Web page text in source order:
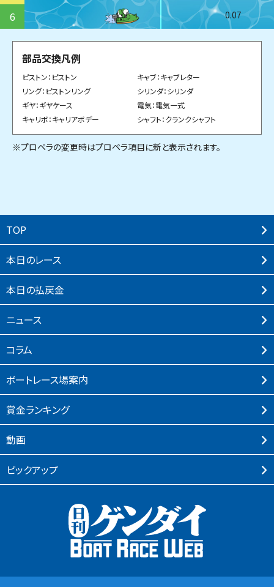
6 0.07
部品交換凡例
ピストン：ピストン
リング：ピストンリング
ギヤ：ギヤケース
キャリボ：キャリアボデー
キャブ：キャブレター
シリンダ：シリンダ
電気：電気一式
シャフト：クランクシャフト
※プロペラの変更時はプロペラ項目に新と表示されます。
TOP
本⽇のレース
本⽇の払戻⾦
ニュース
コラム
ボートレース場案内
賞⾦ランキング
動画
ピックアップ